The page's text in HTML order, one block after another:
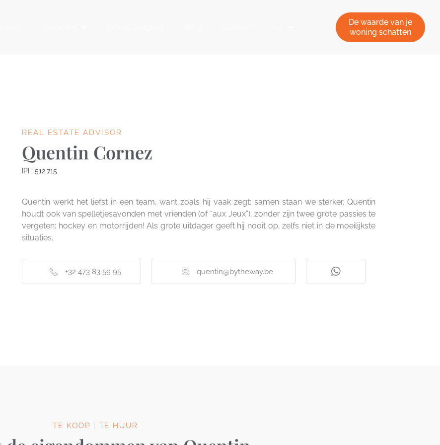
De waarde van je
woning schatten
REAL ESTATE ADVISOR
Quentin Cornez
IPI : 512.715
Quentin werkt het liefst in een team, want zoals hij vaak zegt: samen staan we sterker. Quentin
houdt ook van spelletjesavonden met vrienden (of “aux Jeux”), zonder zijn twee grote passies te
vergeten: hockey en motorrijden! Als grote uitdager geeft hij nooit op, zelfs niet in de moeilijkste
situaties.
+32 473 83 59 95 quentin@bytheway.be
TE KOOP | TE HUUR